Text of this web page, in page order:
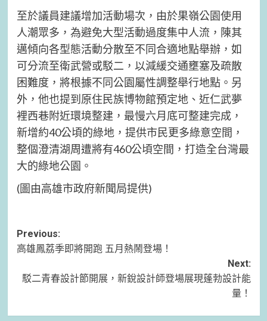
至於議員建議增加活動場次，由於果嶺公園使用
人潮眾多，為避免大型活動過度集中人流，陳其
邁傾向各型態活動分散至不同合適地點舉辦，如
可分流至衛武營或駁二，以減緩交通壅塞及疏散
困難度，將根據不同公園屬性調整舉行地點。另
外，他也提到原住民族博物館預定地、近仁武夢
裡西巷附近環境整建，最慢六月底可整建完成，
新增約40公頃的綠地，提供市民更多綠意空間，
整個澄清湖周遭將有460公頃空間，打造全台灣最
大的綠地公園。
(圖由高雄市政府新聞局提供)
Post
navigation
Previous:
高雄鳳荔季即將開跑 五月熱鬧登場！
Next:
駁二青春設計節開展，新銳設計師登場展現蓬勃設計能
量！